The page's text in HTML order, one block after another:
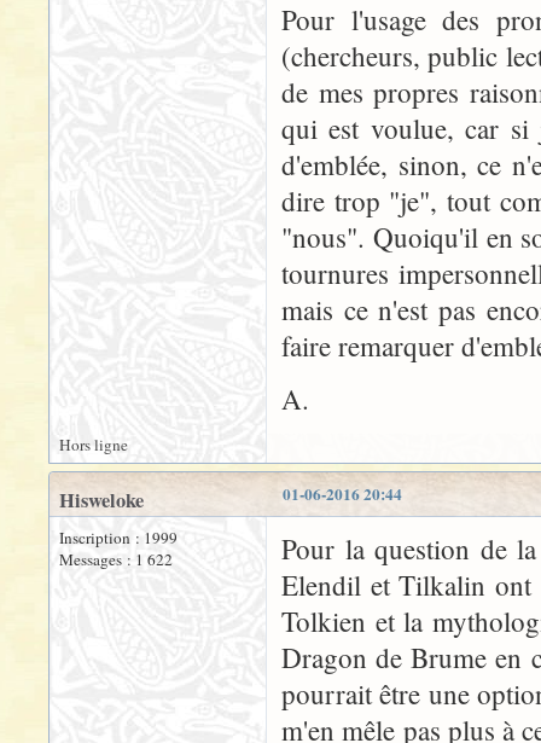
Pour l'usage des
(chercheurs, public
de mes propres
qui est voulue, car
d'emblée, sinon, ce
dire trop "je", tout
"nous". Quoiqu'il en
tournures
mais ce n'est pas
faire remarquer
A.
Hors ligne
01-06-2016 20:44
Hisweloke
Inscription : 1999
Messages : 1 622
Pour la question de
Elendil et Tilkalin ont
Tolkien et la
Dragon de Brume en
pourrait être une
m'en mêle pas plus à